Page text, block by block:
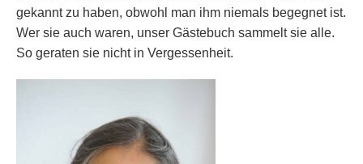
gekannt zu haben, obwohl man ihm niemals begegnet ist.
Wer sie auch waren, unser Gästebuch sammelt sie alle.
So geraten sie nicht in Vergessenheit.